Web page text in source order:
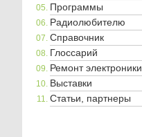
Программы
Радиолюбителю
Справочник
Глоссарий
Ремонт электроники
Выставки
Статьи, партнеры